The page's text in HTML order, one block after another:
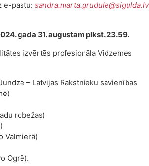
e-pastu: sandra.marta.grudule@sigulda.lv
gada 31. augustam plkst. 23.59.
izvērtēs profesionāla Vidzemes
– Latvijas Rakstnieku savienības
robežas)
Valmierā)
Ogrē).